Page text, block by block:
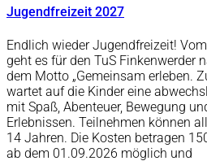
Jugendfreizeit 2027
Endlich wieder Jugendfreizeit!
geht es für den TuS Finkenwerder
dem Motto „Gemeinsam erleben.
wartet auf die Kinder eine
mit Spaß, Abenteuer, Bewegung
Erlebnissen. Teilnehmen können
14 Jahren. Die Kosten betragen
ab dem 01.09.2026 möglich und